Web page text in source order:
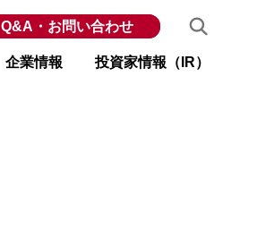
企業情報 投資家情報（IR）
Q&A・お問い合わせ